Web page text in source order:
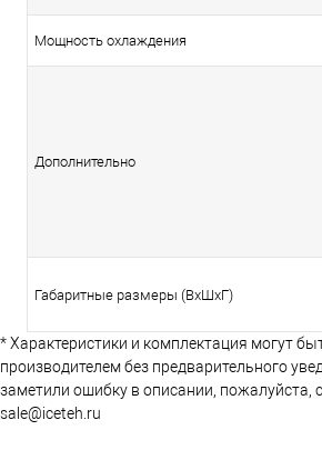
Мощность охлаждения
Дополнительно
Габаритные размеры (ВхШхГ)
* Характеристики и комплектация могут
производителем без предварительного
заметили ошибку в описании, пожалуйста,
sale@iceteh.ru